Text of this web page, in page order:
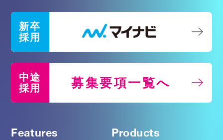
新卒
採用
中途
採用
募集要項一覧へ
Features Products